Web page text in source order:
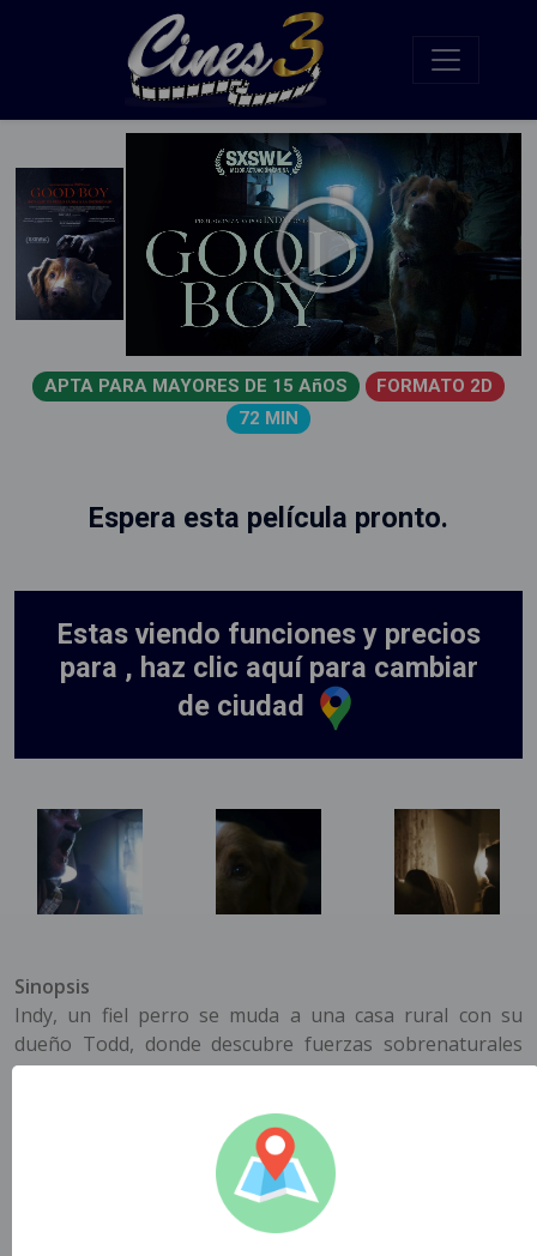
APTA PARA MAYORES DE 15 AñOS
FORMATO 2D
72 MIN
Sinopsis
Indy, un fiel perro se muda a una casa rural con su
dueño Todd, donde descubre fuerzas sobrenaturales
acechando en las sombras. Cuando entidades oscuras
Espera esta película pronto.
Estas viendo funciones y precios
para , haz clic aquí para cambiar
de ciudad